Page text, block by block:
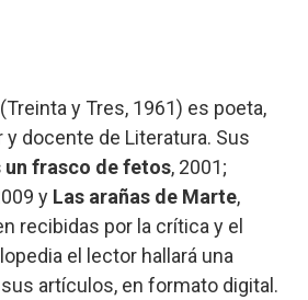
y Tres, 1961) es poeta,
y docente de Literatura. Sus
un frasco de fetos, 2001;
y Las arañas de Marte,
recibidas por la crítica y el
el lector hallará una
artículos, en formato digital.